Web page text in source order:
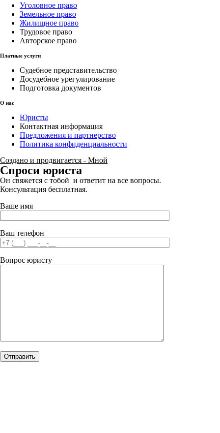
Уголовное право
Земельное право
Жилищное право
Трудовое право
Авторское право
Платные услуги
Судебное представительство
Досудебное урегулирование
Подготовка документов
О нас
Юристы
Контактная информация
Предложения и партнерство
Политика конфиденциальности
Создано и продвигается - Мной
Спроси юриста
Он свяжется с тобой и ответит на все вопросы.
Консультация бесплатная.
Ваше имя
Ваш телефон
Вопрос юристу